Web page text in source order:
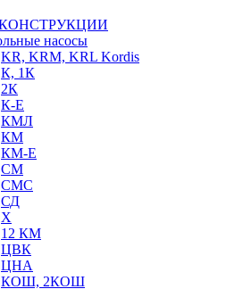
КОНСТРУКЦИИ
насосы
KR, KRM, KRL Kordis
К, 1К
2К
К-Е
КМЛ
КМ
КМ-Е
СМ
СМС
СД
Х
12 КМ
ЦВК
ЦНА
КОШ, 2КОШ